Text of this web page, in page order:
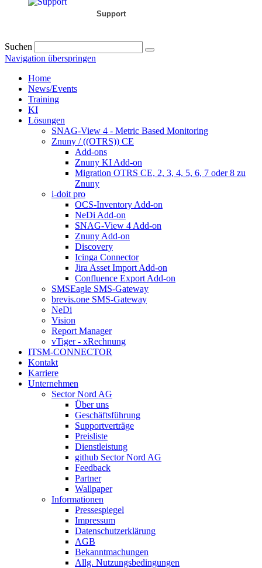
Support
Suchen
Navigation überspringen
Home
News/Events
Training
KI
Lösungen
SNAG-View 4 - Metric Based Monitoring
Znuny / ((OTRS)) CE
Add-ons
Znuny KI Add-on
Migration OTRS CE, 2, 3, 4, 5, 6, 7 oder 8 zu
Znuny
i-doit pro
OCS-Inventory Add-on
NeDi Add-on
SNAG-View 4 Add-on
Znuny Add-on
Discovery
Icinga Connector
Jira Asset Import Add-on
Confluence Export Add-on
SMSEagle SMS-Gateway
brevis.one SMS-Gateway
NeDi
Vision
Report Manager
vTiger - xRechnung
ITSM-CONNECTOR
Kontakt
Karriere
Unternehmen
Sector Nord AG
Über uns
Geschäftsführung
Supportverträge
Preisliste
Dienstleistung
github Sector Nord AG
Feedback
Partner
Wallpaper
Informationen
Pressespiegel
Impressum
Datenschutzerklärung
AGB
Bekanntmachungen
Allg. Nutzungsbedingungen